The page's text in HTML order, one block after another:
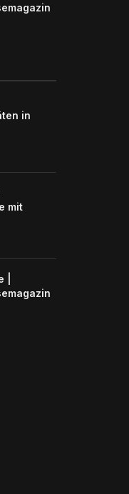
in
mit
|